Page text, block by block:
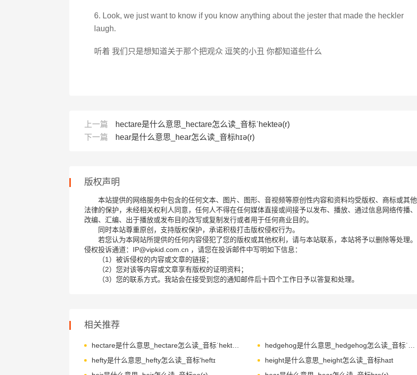
6. Look, we just want to know if you know anything about the jester that made the heckler
laugh.
听着 我们只是想知道关于那个把观众 逗笑的小丑 你都知道些什么
上一篇
hectare是什么意思_hectare怎么读_音标ˈhekteə(r)
下一篇
hear是什么意思_hear怎么读_音标hɪə(r)
版权声明
本站提供的网络服务中包含的任何文本、图片、图形、音视频等原创性内容和资料均受版权、商标或其他
法律的保护，未经相关权利人同意，任何人不得在任何媒体直接或间接予以发布、播放、通过信息网络传播、
改编、汇编、出于播放或发布目的改写或复制发行或者用于任何商业目的。
同时本站尊重原创，支持版权保护，承诺积极打击版权侵权行为。
若您认为本网站所提供的任何内容侵犯了您的版权或其他权利，请与本站联系，本站将予以删除等处理。
侵权投诉通道：IP@vipkid.com.cn ，请您在投诉邮件中写明如下信息：
（1）被诉侵权的内容或文章的链接；
（2）您对该等内容或文章享有版权的证明资料；
（3）您的联系方式。我站会在接受到您的通知邮件后十四个工作日予以答复和处理。
相关推荐
hectare是什么意思_hectare怎么读_音标ˈhekteə(r)
hefty是什么意思_hefty怎么读_音标'heftɪ
height是什么意思_height怎么读_音标haɪt